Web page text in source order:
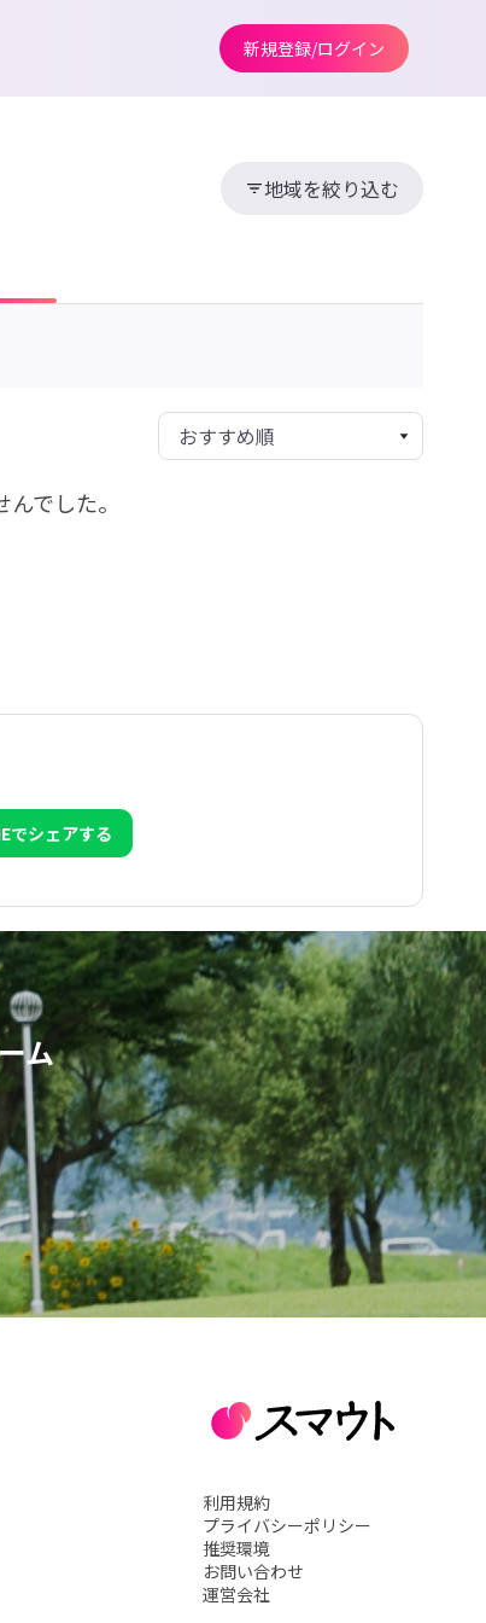
新規登録/ログイン
地域を絞り込む
でした。
でシェアする
ム
利用規約
プライバシーポリシー
推奨環境
お問い合わせ
運営会社